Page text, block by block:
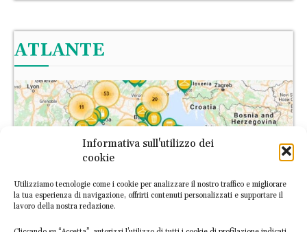
Informativa sull'utilizzo dei
cookie
Utilizziamo tecnologie come i cookie per analizzare il nostro traffico e migliorare
la tua esperienza di navigazione, offrirti contenuti personalizzati e supportare il
lavoro della nostra redazione.
ATLANTE